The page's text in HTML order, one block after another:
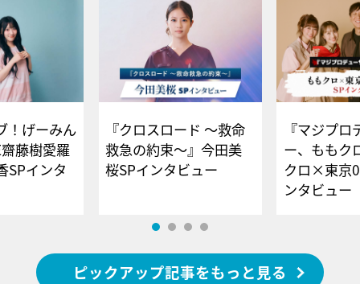
！げーみん
藤樹愛羅
SPインタ
『クロスロード ～救命
救急の約束～』今田美
桜SPインタビュー
『マジプロ
ー、ももク
クロ×東京
ンタビュー
ピックアップ記事をもっと見る